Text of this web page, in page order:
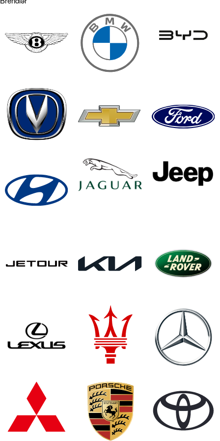
modeli həm şəhər, həm də kənar yollar üçün ideal icarə maşın
seçimlərdən biridir. Aylıq plan seçməklə siz hər dəfə yeni
müqavilə bağlamağa ehtiyac duymadan eyni avtomobili rahat
şəkildə idarə edə bilərsiniz. Yeni model seçimi etmək
arzusundasınızsa və hər ay başqa model icare masinlar əldə
etmək istəyirsinizsə, təbii ki bu da mümkündür. Seçim sizə
bağlıdır! İcare masinlar Rent a car Baku xidməti sizə
xidmətlər də təklif edir. Daha çox informasiya əldə etmək üçün
bizimlə əlaqə saxlaya bilərsiniz! Operativ işçi heyətimiz bütün
sorğularınıza vaxtında cavab verəcək və icare masin seçimində
Həftəlik icarə maşınlar
Həftəlik icarə maşınlar axtarışındasınızsa, o zaman doğru
2.5L benzin mühərriki və off-road imkanları ilə sərgüzəşt
sevərlər üçün əvəzolunmaz modeldir. Həm şəhərdaxili, həm də
kənar yollar üçün ideal olan bu icare masinlar ilə səyahət daha
mümkündür. Sadəcə sevdiyiniz avtomobili seçin və öz
marşrutunuzu sərbəst planlaşdırın. Səhifəmizdə paylaşılan
modellər arasından həftəlik icarə maşınlar seçimini edin və
münasib şərtlərlə rent a car Baku xidmetinden elə indi
yararlanın!
Gunluk icare masinlar
Gunluk icare masinlar xidmeti səyahət və ya işgüzar görüşlər
üçün istifadəçilərə tez və praktik həll yolları təqdim edir. Sizə